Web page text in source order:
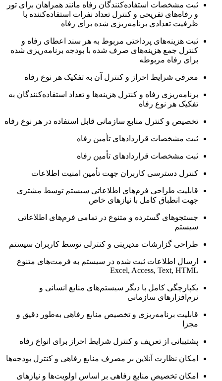
ثبت مشخصات استفاده‌کنندگان رفاه مانند همراهان برای تور
و رفاه‌های تفریحی و کنترل تعداد نفرات استفاده‌کننده با
ظرفیت تعدادی برنامه‌ریزی شده برای رفاه
ثبت هزینه‌های پرداختی مربوط به هر سند اعطای رفاه و
کنترل جمع هزینه‌های صرف شده با بودجه برنامه‌ریزی شده
برای رفاه مربوطه
معرفی شرایط احراز و کنترل آن به تفکیک هر نوع رفاه
برنامه‌ریزی رفاه و کنترل هزینه‌ها و تعداد استفاده‌کنندگان به
تفکیک هر نوع رفاه
تخصیص و کنترل منابع سازمانی قابل استفاده در هر نوع رفاه
ثبت مشخصات قراردادهای تأمین رفاه
ثبت مشخصات قراردادهای تأمین رفاه
کنترل دسترسی کاربران جهت تأمین امنیت اطلاعات
قابلیت طراحی فرم‌های اطلاعاتی سیستم توسط مشتری
جهت انطباق کامل با نیازهای خاص
جستجوهای گسترده و متنوع در تمامی فرم‌های اطلاعاتی
سیستم
طراحی گزارشات مدیریتی و کنترلی توسط کاربران سیستم
ارسال اطلاعات ثبت شده در سیستم به فرمت‌های متنوع
Excel, Access, Text, HTML
یکپارچگی کامل با دیگر سیستم‌های منابع انسانی و
نرم‌افزارهای سازمانی
قابلیت برنامه‌ریزی و تخصیص منابع رفاهی به‌طور دقیق و
مجزا
پشتیبانی از تعریف و کنترل شرایط احراز برای انواع رفاه
امکان نظارت آنلاین بر مصرف منابع رفاهی و کنترل بودجه‌ها
امکان تخصیص منابع رفاهی بر اساس اولویت‌ها و نیازهای